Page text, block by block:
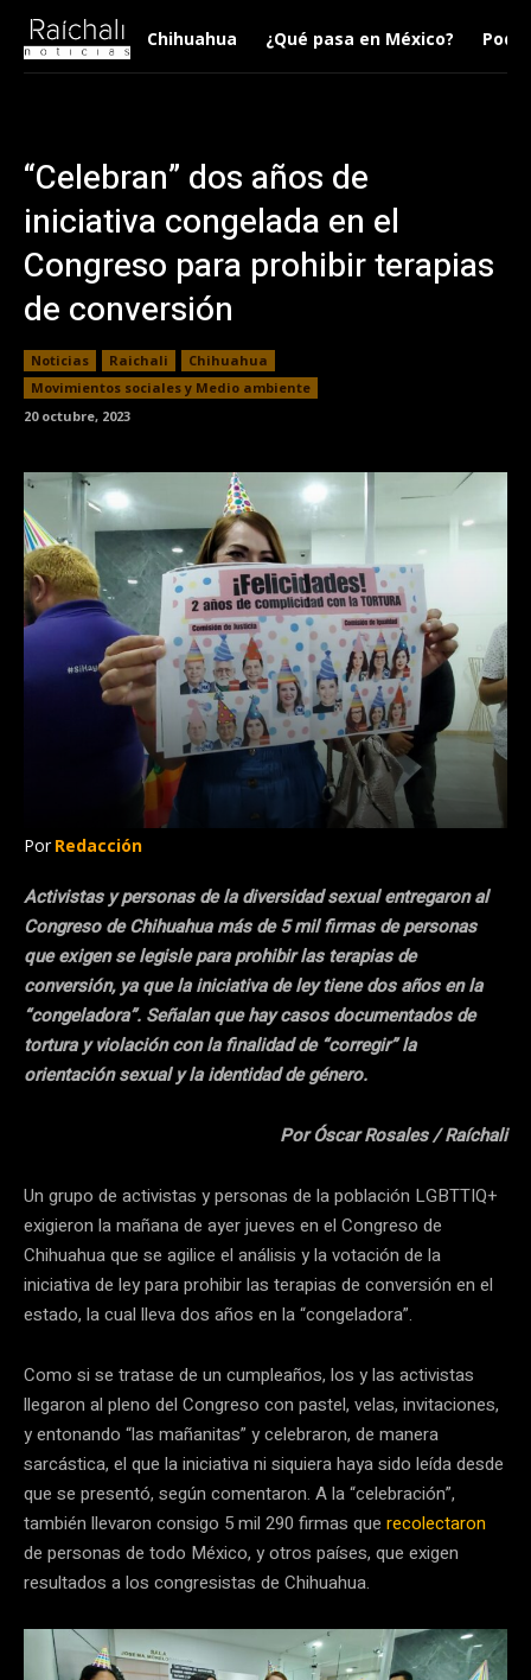
Chihuahua ¿Qué pasa en México?
“Celebran” dos años de
iniciativa congelada en el
Congreso para prohibir terapias
de conversión
Noticias Raichali
Chihuahua
Movimientos sociales y Medio ambiente
20 octubre, 2023
Por Redacción
Activistas y personas de la diversidad sexual entregaron al
Congreso de Chihuahua más de 5 mil firmas de personas
que exigen se legisle para prohibir las terapias de
conversión, ya que la iniciativa de ley tiene dos años en la
“congeladora”. Señalan que hay casos documentados de
tortura y violación con la finalidad de “corregir” la
orientación sexual y la identidad de género.
Por Óscar Rosales/ Raíchali
Un grupo de activistas y personas de la población LGBTTIQ+
exigieron la mañana de ayer jueves en el Congreso de
Chihuahua que se agilice el análisis y la votación de la
iniciativa de ley para prohibir las terapias de conversión en el
estado, la cual lleva dos años en la “congeladora”.
Como si se tratase de un cumpleaños, los y las activistas
llegaron al pleno del Congreso con pastel, velas, invitaciones,
y entonando “las mañanitas” y celebraron, de manera
sarcástica, el que la iniciativa ni siquiera haya sido leída desde
que se presentó, según comentaron. A la “celebración”,
también llevaron consigo 5 mil 290 firmas que recolectaron
de personas de todo México, y otros países, que exigen
resultados a los congresistas de Chihuahua.